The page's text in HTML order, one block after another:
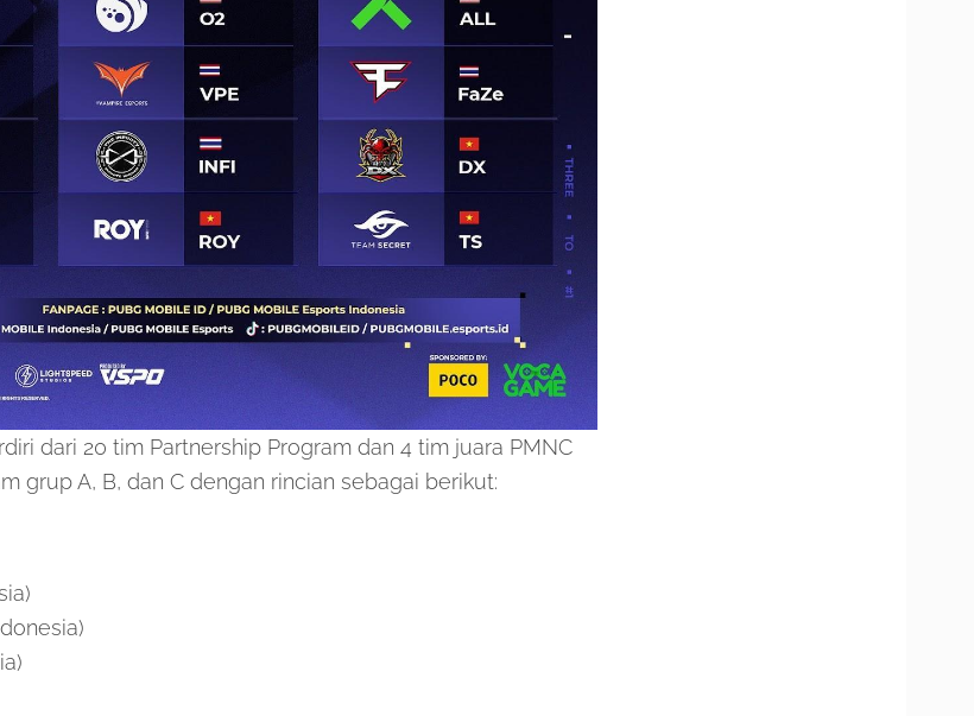
dari 20 tim Partnership Program dan 4 tim juara PMNC
grup A, B, dan C dengan rincian sebagai berikut: